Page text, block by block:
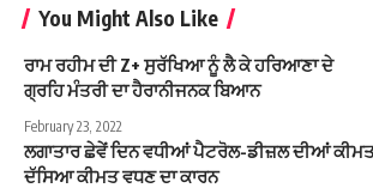
You Might Also Like
ਰਾਮ ਰਹੀਮ ਦੀ Z+ ਸੁਰੱਖਿਆ ਨੂੰ ਲੈ ਕੇ ਹਰਿਆਣਾ ਦੇ
ਗ੍ਰਹਿ ਮੰਤਰੀ ਦਾ ਹੈਰਾਨੀਜਨਕ ਬਿਆਨ
February 23, 2022
ਲਗਾਤਾਰ ਛੇਵੇਂ ਦਿਨ ਵਧੀਆਂ ਪੈਟਰੋਲ-ਡੀਜ਼ਲ ਦੀਆਂ
ਦੱਸਿਆ ਕੀਮਤ ਵਧਣ ਦਾ ਕਾਰਨ